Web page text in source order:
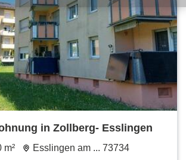
in Zollberg- Esslingen
m² Esslingen am ... 73734